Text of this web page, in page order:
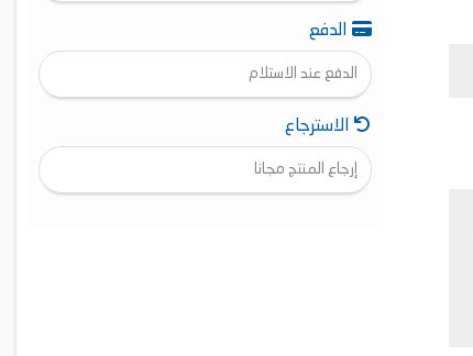
الدفع
الدفع عند الاستلام
الاسترجاع
إرجاع المنتج مجانا